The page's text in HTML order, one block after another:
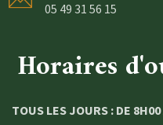
05 49 31 56 15
Horaires
TOUS LES JOURS : DE